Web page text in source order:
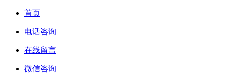
首页
电话咨询
在线留言
微信咨询